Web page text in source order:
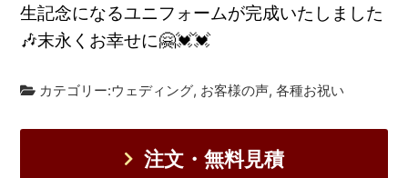
生記念になるユニフォームが完成いたしました
🎶末永くお幸せに🤗💓💓
カテゴリー:ウェディング, お客様の声,各種お祝い
注文・無料見積